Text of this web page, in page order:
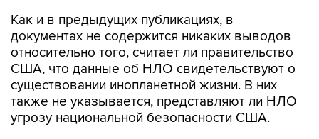
Как и в предыдущих публикациях, в
документах не содержится никаких выводов
относительно того, считает ли правительство
США, что данные об НЛО свидетельствуют о
существовании инопланетной жизни. В них
также не указывается, представляют ли НЛО
угрозу национальной безопасности США.